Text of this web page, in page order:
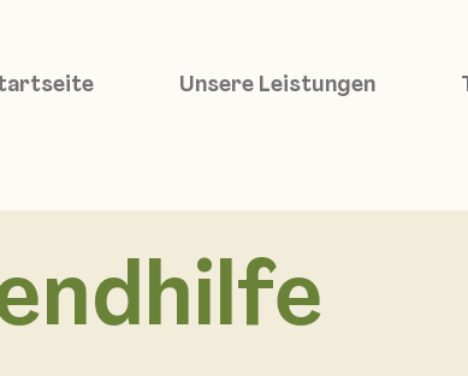
Unsere Leistungen